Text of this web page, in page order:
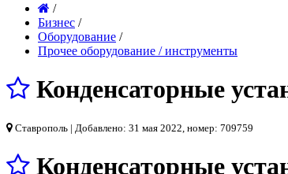
/
Бизнес /
Оборудование /
Прочее оборудование / инструменты
Конденсаторные
Ставрополь | Добавлено: 31 мая 2022, номер: 709759
Конденсаторные